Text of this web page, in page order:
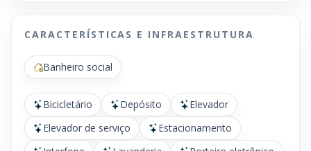
CARACTERÍSTICAS E INFRAESTRUTURA
Banheiro social
Bicicletário Depósito
Elevador
Elevador de serviço
Estacionamento